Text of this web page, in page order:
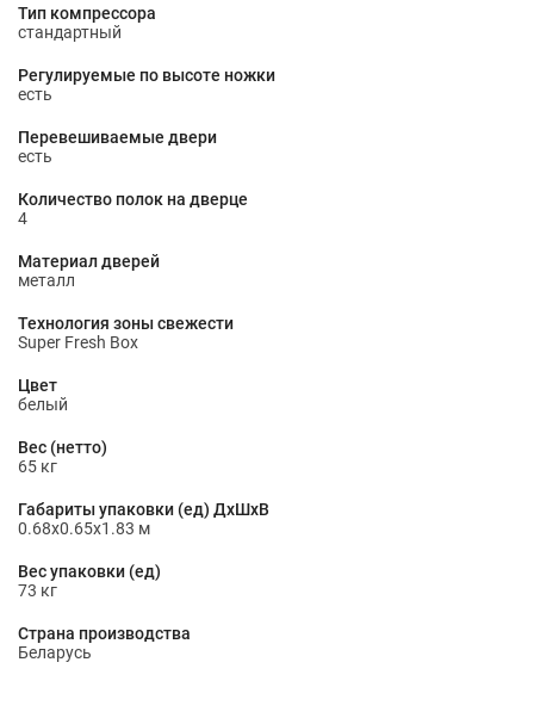
Тип компрессора
стандартный
Регулируемые по высоте ножки
есть
Перевешиваемые двери
есть
Количество полок на дверце
4
Материал дверей
металл
Технология зоны свежести
Super Fresh Box
Цвет
белый
Вес (нетто)
65 кг
Габариты упаковки (ед) ДхШхВ
0.68x0.65x1.83 м
Вес упаковки (ед)
73 кг
Страна производства
Беларусь